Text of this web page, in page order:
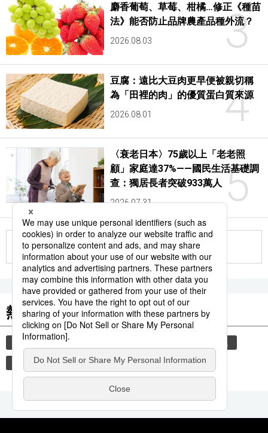
3
麝香葡萄、草莓、柑橘…修正《種苗
法》能否防止品牌農產品種外流？
2026.08.03
4
豆腐：遠比大豆肉更早便被親切稱
為「田裡的肉」的優質蛋白質來源
2026.08.01
5
〈衰老日本〉75歲以上「老老照
顧」家庭達37%——國民生活基礎調
查：獨居長者突破933萬人
2026.07.31
更多
熱門關鍵詞
教育 時事通信新聞 禮貌
脫鞋 運動 歷史 觀光旅遊